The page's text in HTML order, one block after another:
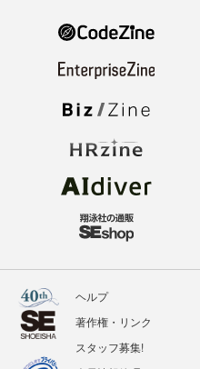
ヘルプ
著作権・リンク
スタッフ募集!